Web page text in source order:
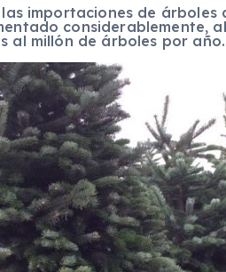
importaciones de árboles
considerablemente,
al millón de árboles por año.